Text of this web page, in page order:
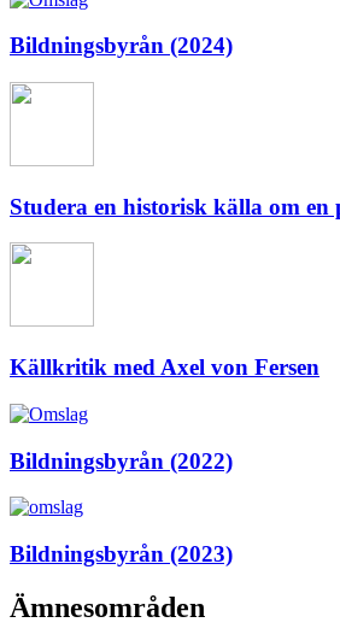
Bildningsbyrån (2024)
Studera en historisk källa om
Källkritik med Axel von Fersen
Bildningsbyrån (2022)
Bildningsbyrån (2023)
Ämnesområden